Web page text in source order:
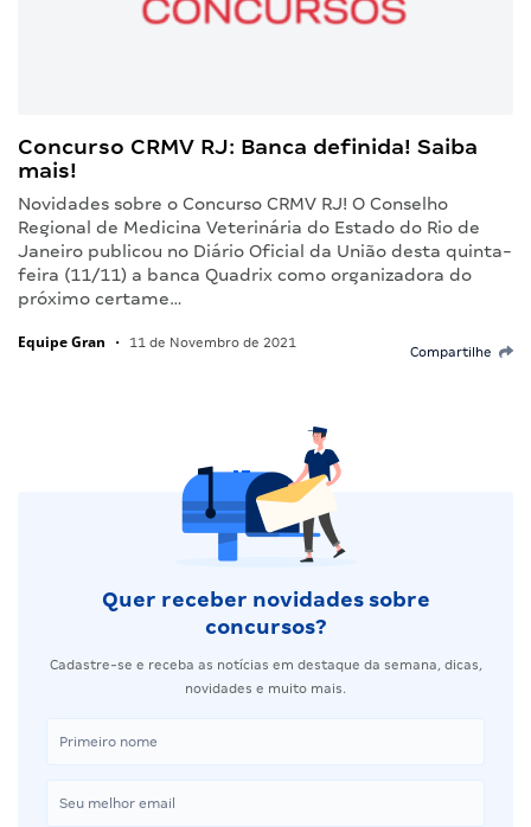
Concurso CRMV RJ: Banca definida! Saiba
mais!
Novidades sobre o Concurso CRMV RJ! O Conselho
Regional de Medicina Veterinária do Estado do Rio de
Janeiro publicou no Diário Oficial da União desta quinta-
feira (11/11) a banca Quadrix como organizadora do
próximo certame…
Equipe Gran • 11 de Novembro de 2021
Compartilhe
Quer receber novidades sobre
concursos?
Cadastre-se e receba as notícias em destaque da semana, dicas,
novidades e muito mais.